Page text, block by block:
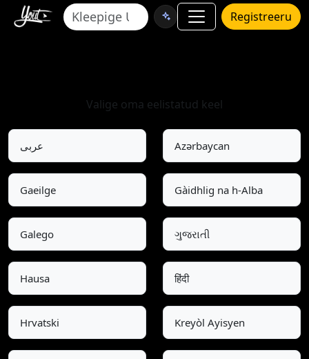
Registreeru
Valige oma eelistatud keel
عربى Azərbaycan
Gaeilge Gàidhlig na h-Alba
Galego ગુજરાતી
Hausa हिंदी
Hrvatski Kreyòl Ayisyen